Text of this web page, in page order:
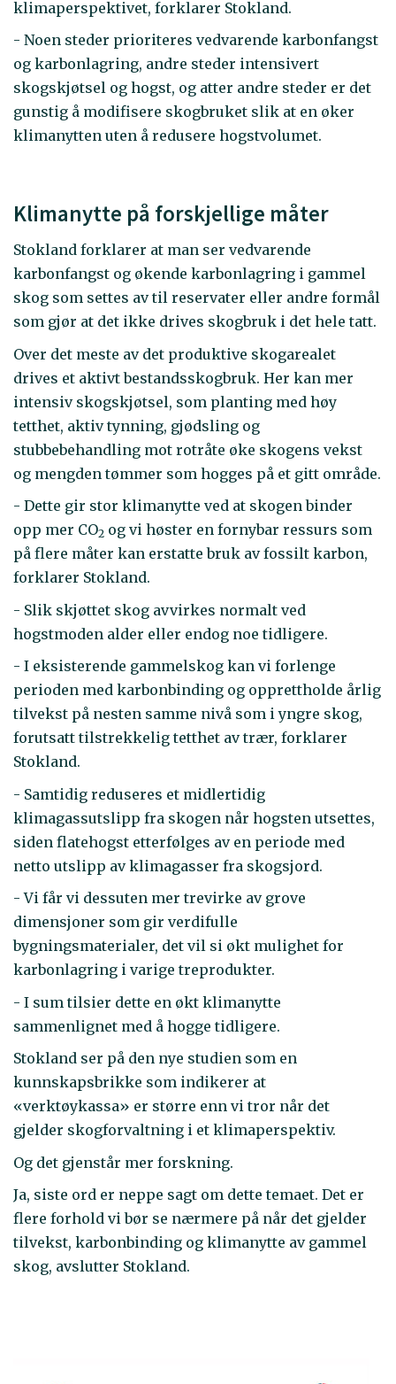
klimaperspektivet, forklarer Stokland.
- Noen steder prioriteres vedvarende karbonfangst
og karbonlagring, andre steder intensivert
skogskjøtsel og hogst, og atter andre steder er det
gunstig å modifisere skogbruket slik at en øker
klimanytten uten å redusere hogstvolumet.
Klimanytte på forskjellige måter
Stokland forklarer at man ser vedvarende
karbonfangst og økende karbonlagring i gammel
skog som settes av til reservater eller andre formål
som gjør at det ikke drives skogbruk i det hele tatt.
Over det meste av det produktive skogarealet
drives et aktivt bestandsskogbruk. Her kan mer
intensiv skogskjøtsel, som planting med høy
tetthet, aktiv tynning, gjødsling og
stubbebehandling mot rotråte øke skogens vekst
og mengden tømmer som hogges på et gitt område.
- Dette gir stor klimanytte ved at skogen binder
opp mer CO2 og vi høster en fornybar ressurs som
på flere måter kan erstatte bruk av fossilt karbon,
forklarer Stokland.
- Slik skjøttet skog avvirkes normalt ved
hogstmoden alder eller endog noe tidligere.
- I eksisterende gammelskog kan vi forlenge
perioden med karbonbinding og opprettholde årlig
tilvekst på nesten samme nivå som i yngre skog,
forutsatt tilstrekkelig tetthet av trær, forklarer
Stokland.
- Samtidig reduseres et midlertidig
klimagassutslipp fra skogen når hogsten utsettes,
siden flatehogst etterfølges av en periode med
netto utslipp av klimagasser fra skogsjord.
- Vi får vi dessuten mer trevirke av grove
dimensjoner som gir verdifulle
bygningsmaterialer, det vil si økt mulighet for
karbonlagring i varige treprodukter.
- I sum tilsier dette en økt klimanytte
sammenlignet med å hogge tidligere.
Stokland ser på den nye studien som en
kunnskapsbrikke som indikerer at
«verktøykassa» er større enn vi tror når det
gjelder skogforvaltning i et klimaperspektiv.
Og det gjenstår mer forskning.
Ja, siste ord er neppe sagt om dette temaet. Det er
flere forhold vi bør se nærmere på når det gjelder
tilvekst, karbonbinding og klimanytte av gammel
skog, avslutter Stokland.